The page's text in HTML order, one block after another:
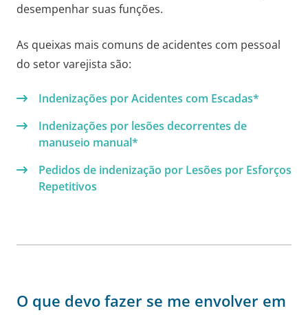
desempenhar suas funções.
As queixas mais comuns de acidentes com pessoal
do setor varejista são:
Indenizações por Acidentes com Escadas*
Indenizações por lesões decorrentes de
manuseio manual*
Pedidos de indenização por Lesões por Esforços
Repetitivos
O que devo fazer se me envolver em